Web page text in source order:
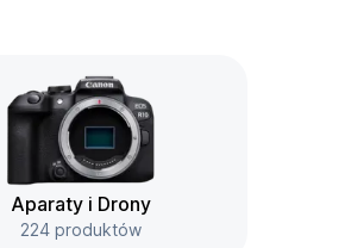
Aparaty i Drony
224 produktów